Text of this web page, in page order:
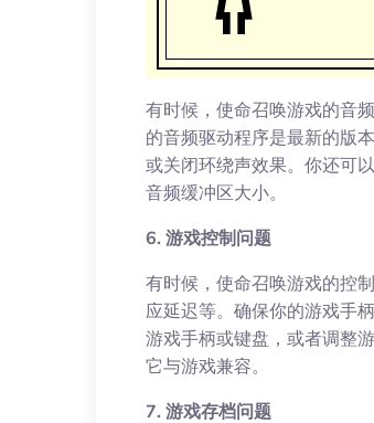
有时候，使命召唤游戏的音
的音频驱动程序是最新的版
或关闭环绕声效果。你还可
音频缓冲区大小。
6. 游戏控制问题
有时候，使命召唤游戏的控
应延迟等。确保你的游戏手
游戏手柄或键盘，或者调整
它与游戏兼容。
7. 游戏存档问题